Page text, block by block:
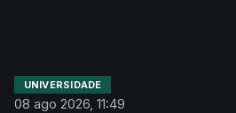
UNIVERSIDADE
08 ago 2026, 11:49